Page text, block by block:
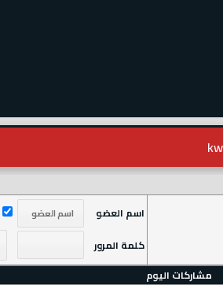
اسم العضو
كلمة المرور
مشاركات اليوم